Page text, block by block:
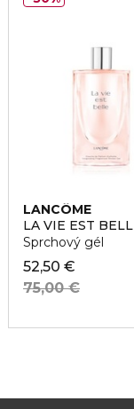
LANCÔME
LA VIE EST
Sprchový gél
52,50 €
75,00 €